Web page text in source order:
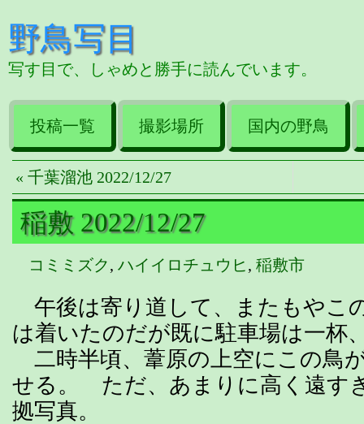
野鳥写目
写す目で、しゃめと勝手に読んでいます。
投稿一覧 撮影場所 国内の野鳥
« 千葉溜池 2022/12/27
稲敷 2022/12/27
コミミズク, ハイイロチュウヒ , 稲敷市
午後は寄り道して、またもやこ
は着いたのだが既に駐車場は一杯
二時半頃、葦原の上空にこの鳥
せる。 ただ、あまりに高く遠す
拠写真。